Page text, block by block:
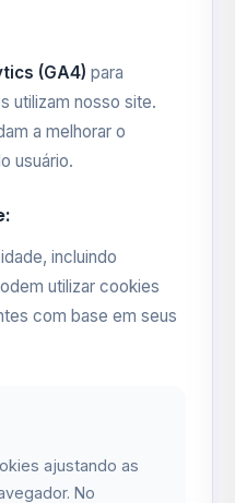
(GA4) para
utilizam nosso site.
a melhorar o
usuário.
incluindo
utilizar cookies
com base em seus
ajustando as
No